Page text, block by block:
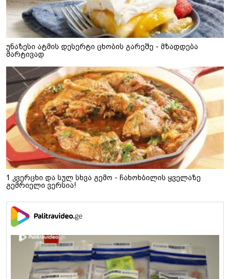
უნაზესი ატმის დესერტი ცხობის გარეშე - მზადდება
მარტივად
1 კვერცხი და სულ სხვა გემო - ჩახოხბილის ყველაზე
გემრიელი ვერსია!